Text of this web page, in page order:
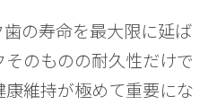
の寿命を最大限に延ば
のものの耐久性だけで
維持が極めて重要にな